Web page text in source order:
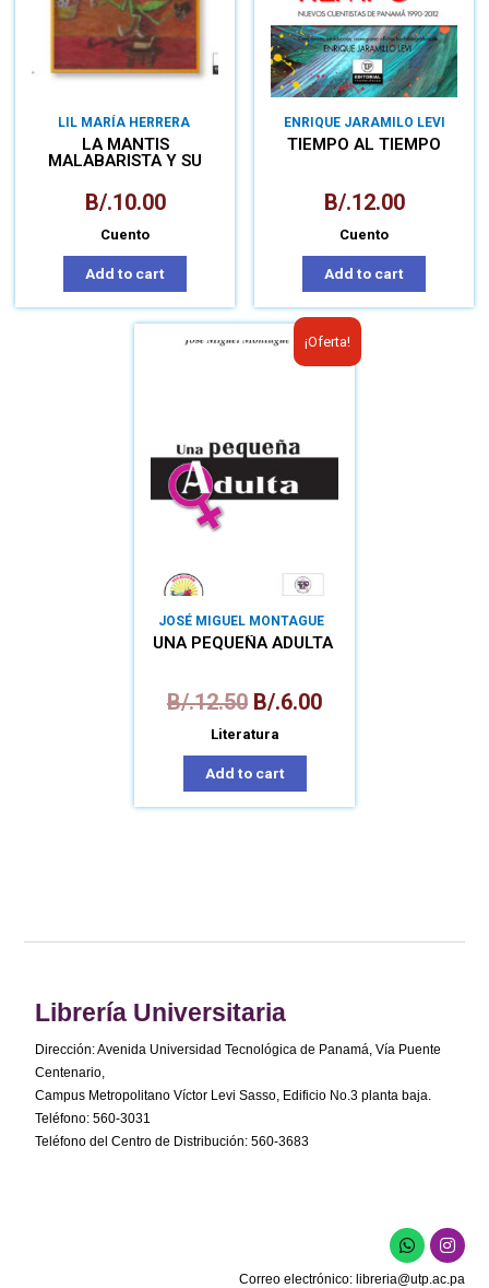
LIL MARÍA HERRERA
LA MANTIS
MALABARISTA Y SU
MALABARILLOSO
B/.10.00
Cuento
Add to cart
ENRIQUE JARAMILO LEVI
TIEMPO AL TIEMPO
B/.12.00
Cuento
Add to cart
¡Oferta!
JOSÉ MIGUEL MONTAGUE
UNA PEQUEÑA ADULTA
B/.12.50 B/.6.00
Literatura
Add to cart
Librería Universitaria
Dirección: Avenida Universidad Tecnológica de Panamá, Vía Puente
Centenario,
Campus Metropolitano Víctor Levi Sasso, Edificio No.3 planta baja.
Teléfono: 560-3031
Teléfono del Centro de Distribución: 560-3683
Correo electrónico: libreria@utp.ac.pa